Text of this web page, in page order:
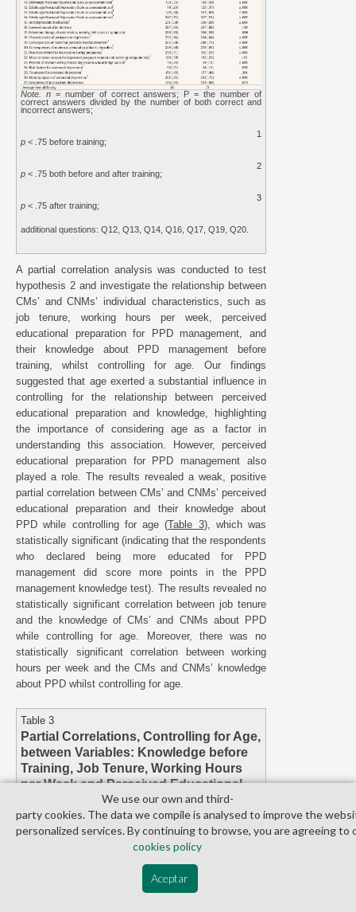
Note. n= number of correct answers; P = the number of
correct answers divided by the number of both correct and
incorrect answers;
1
p < .75 before training;
2
p < .75 both before and after training;
3
p < .75 after training;
additional questions: Q12, Q13, Q14, Q16, Q17, Q19, Q20.
A partial correlation analysis was conducted to test
hypothesis 2 and investigate the relationship between
CMs’ and CNMs’ individual characteristics, such as
job tenure, working hours per week, perceived
educational preparation for PPD management, and
their knowledge about PPD management before
training, whilst controlling for age. Our findings
suggested that age exerted a substantial influence in
controlling for the relationship between perceived
educational preparation and knowledge, highlighting
the importance of considering age as a factor in
understanding this association. However, perceived
educational preparation for PPD management also
played a role. The results revealed a weak, positive
partial correlation between CMs’ and CNMs’ perceived
educational preparation and their knowledge about
PPD while controlling for age (Table 3), which was
statistically significant (indicating that the respondents
who declared being more educated for PPD
management did score more points in the PPD
management knowledge test). The results revealed no
statistically significant correlation between job tenure
and the knowledge of CMs’ and CNMs about PPD
while controlling for age. Moreover, there was no
statistically significant correlation between working
hours per week and the CMs and CNMs’ knowledge
about PPD whilst controlling for age.
Table 3
Partial Correlations, Controlling for Age,
between Variables: Knowledge before
Training, Job Tenure, Working Hours
per Week and Perceived Educational
Preparation for Peripartum Depression
Management
We use our own and third­
party cookies. The data we compile is analysed to improve the
personalized services. By continuing to browse, you are agreeing to
cookies policy
Aceptar